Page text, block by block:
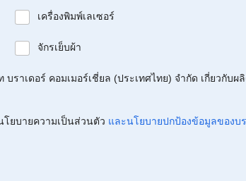
เครื่องพิมพ์เลเซอร์
จักรเย็บผ้า
าเดอร์ คอมเมอร์เชี่ยล (ประเทศไทย) จำกัด เกี่ยว
โยบายความเป็นส่วนตัว และนโยบายปกป้องข้อมูลของบร